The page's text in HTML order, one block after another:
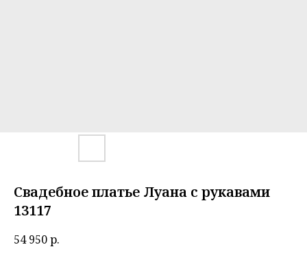
Свадебное платье Луана с рукавами
13117
54 950р.